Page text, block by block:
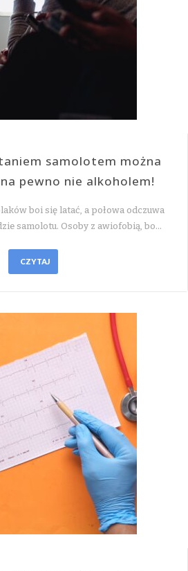
samolotem można
pewno nie alkoholem!
boi się latać, a połowa odczuwa
samolotu. Osoby z awiofobią, bo…
CZYTAJ